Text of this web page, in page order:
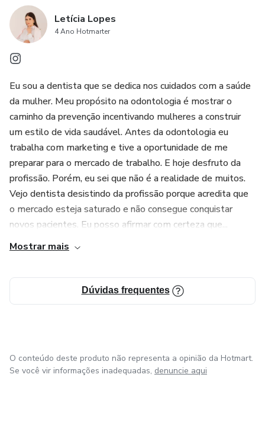
Letícia Lopes
4 Ano Hotmarter
Eu sou a dentista que se dedica nos cuidados com a saúde
da mulher. Meu propósito na odontologia é mostrar o
caminho da prevenção incentivando mulheres a construir
um estilo de vida saudável. Antes da odontologia eu
trabalha com marketing e tive a oportunidade de me
preparar para o mercado de trabalho. E hoje desfruto da
profissão. Porém, eu sei que não é a realidade de muitos.
Vejo dentista desistindo da profissão porque acredita que
o mercado esteja saturado e não consegue conquistar
novos pacientes. Eu posso afirmar com certeza que...
Mostrar mais
Dúvidas frequentes
O conteúdo deste produto não representa a opinião da Hotmart.
Se você vir informações inadequadas, denuncie aqui